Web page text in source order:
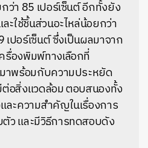
า 85 เปอร์เซ็นต์ อีกทั้งยัง
ะใช้ชิ้นส่วนอะไหล่น้อยกว่า
เปอร์เซ็นต์ ซึ่งเป็นผลมาจาก
รื่องพิมพ์ทางเลือกที่
าพร้อมกับความประหยัด
อสิ่งแวดล้อม ตอบสนองทั้ง
ะความสำคัญในเรื่องการ
ว และมีวิธีการทดสอบดัง